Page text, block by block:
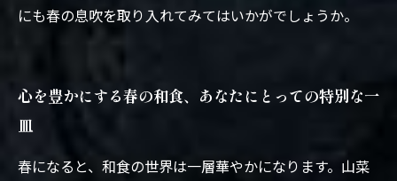
にも春の息吹を取り入れてみてはいかがでしょうか。
心を豊かにする春の和食、あなたにとっての特別な一
皿
春になると、和食の世界は一層華やかになります。山菜